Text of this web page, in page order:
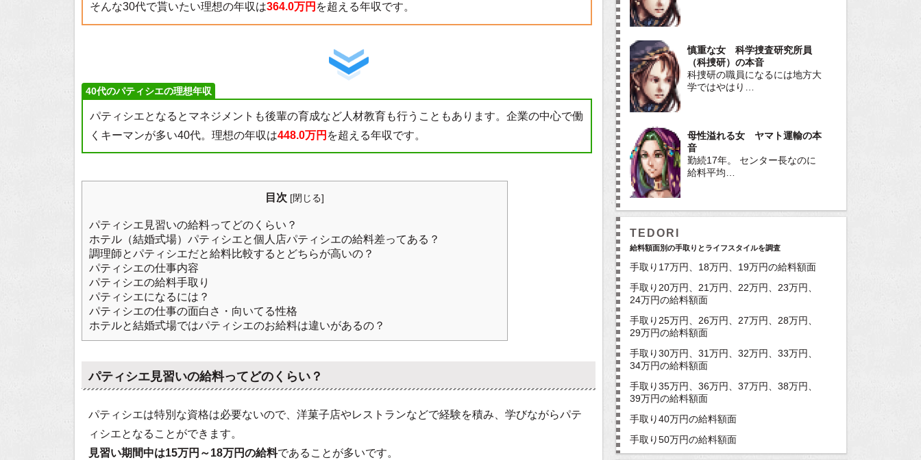
そんな30代で貰いたい理想の年収は364.0万円 を超える年収です。
40代のパティシエの理想年収
パティシエとなるとマネジメントも後輩の育成など人材教育も行うこともあります。企業の中心で働
くキーマンが多い40代。理想の年収は448.0万円 を超える年収です。
目次 [閉じる]
パティシエ見習いの給料ってどのくらい？
ホテル（結婚式場）パティシエと個人店パティシエの給料差ってある？
調理師とパティシエだと給料比較するとどちらが高いの？
パティシエの仕事内容
パティシエの給料手取り
パティシエになるには？
パティシエの仕事の面白さ・向いてる性格
ホテルと結婚式場ではパティシエのお給料は違いがあるの？
パティシエ見習いの給料ってどのくらい？
パティシエは特別な資格は必要ないので、洋菓子店やレストランなどで経験を積み、学びながらパテ
ィシエとなることができます。
見習い期間中は15万円～18万円の給料であることが多いです。
慎重な女 科学捜査研究所員
（科捜研）の本音
科捜研の職員になるには地方大
学ではやはり…
母性溢れる女 ヤマト運輸の本
音
勤続17年。 センター長なのに
給料平均…
TEDORI
給料額面別の手取りとライフスタイルを調査
手取り17万円、18万円、19万円の給料額面
手取り20万円、21万円、22万円、23万円、
24万円の給料額面
手取り25万円、26万円、27万円、28万円、
29万円の給料額面
手取り30万円、31万円、32万円、33万円、
34万円の給料額面
手取り35万円、36万円、37万円、38万円、
39万円の給料額面
手取り40万円の給料額面
手取り50万円の給料額面